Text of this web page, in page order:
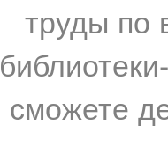
труды по
сможете